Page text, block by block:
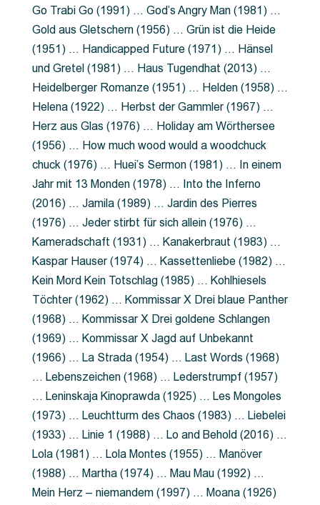
Go Trabi Go (1991) … God’s Angry Man (1981) …
Gold aus Gletschern (1956) … Grün ist die Heide
(1951) … Handicapped Future (1971) … Hänsel
und Gretel (1981) … Haus Tugendhat (2013) …
Heidelberger Romanze (1951) … Helden (1958) …
Helena (1922) … Herbst der Gammler (1967) …
Herz aus Glas (1976) … Holiday am Wörthersee
(1956) … How much wood would a woodchuck
chuck (1976) … Huei’s Sermon (1981) … In einem
Jahr mit 13 Monden (1978) … Into the Inferno
(2016) … Jamila (1989) … Jardin des Pierres
(1976) … Jeder stirbt für sich allein (1976) …
Kameradschaft (1931) … Kanakerbraut (1983) …
Kaspar Hauser (1974) … Kassettenliebe (1982) …
Kein Mord Kein Totschlag (1985) … Kohlhiesels
Töchter (1962) … Kommissar X Drei blaue Panther
(1968) … Kommissar X Drei goldene Schlangen
(1969) … Kommissar X Jagd auf Unbekannt
(1966) … La Strada (1954) … Last Words (1968)
… Lebenszeichen (1968) … Lederstrumpf (1957)
… Leninskaja Kinoprawda (1925) … Les Mongoles
(1973) … Leuchtturm des Chaos (1983) … Liebelei
(1933) … Linie 1 (1988) … Lo and Behold (2016) …
Lola (1981) … Lola Montes (1955) … Manöver
(1988) … Martha (1974) … Mau Mau (1992) …
Mein Herz – niemandem (1997) … Moana (1926)